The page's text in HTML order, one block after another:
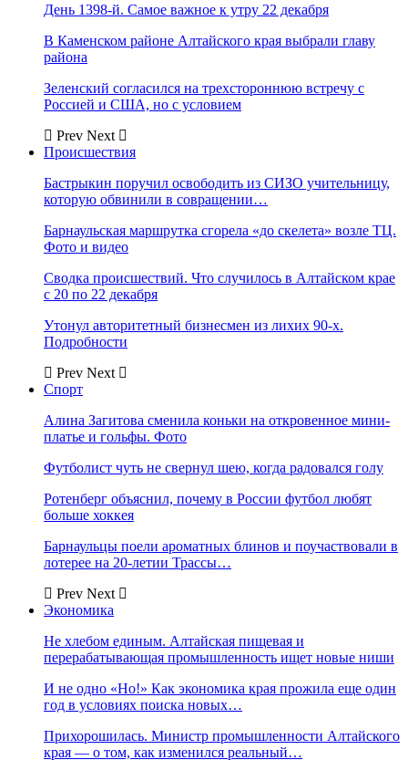
День 1398-й. Самое важное к утру 22 декабря
В Каменском районе Алтайского края выбрали главу
района
Зеленский согласился на трехстороннюю встречу с
Россией и США, но с условием
Prev Next
Происшествия
Бастрыкин поручил освободить из СИЗО учительницу,
которую обвинили в совращении…
Барнаульская маршрутка сгорела «до скелета» возле ТЦ.
Фото и видео
Сводка происшествий. Что случилось в Алтайском крае
с 20 по 22 декабря
Утонул авторитетный бизнесмен из лихих 90-х.
Подробности
Prev Next
Спорт
Алина Загитова сменила коньки на откровенное мини-
платье и гольфы. Фото
Футболист чуть не свернул шею, когда радовался голу
Ротенберг объяснил, почему в России футбол любят
больше хоккея
Барнаульцы поели ароматных блинов и поучаствовали в
лотерее на 20-летии Трассы…
Prev Next
Экономика
Не хлебом единым. Алтайская пищевая и
перерабатывающая промышленность ищет новые ниши
И не одно «Но!» Как экономика края прожила еще один
год в условиях поиска новых…
Прихорошилась. Министр промышленности Алтайского
края — о том, как изменился реальный…